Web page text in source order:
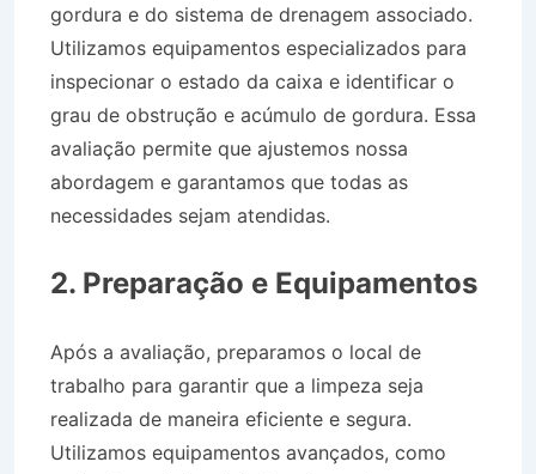
gordura e do sistema de drenagem associado.
Utilizamos equipamentos especializados para
inspecionar o estado da caixa e identificar o
grau de obstrução e acúmulo de gordura. Essa
avaliação permite que ajustemos nossa
abordagem e garantamos que todas as
necessidades sejam atendidas.
2. Preparação e Equipamentos
Após a avaliação, preparamos o local de
trabalho para garantir que a limpeza seja
realizada de maneira eficiente e segura.
Utilizamos equipamentos avançados, como